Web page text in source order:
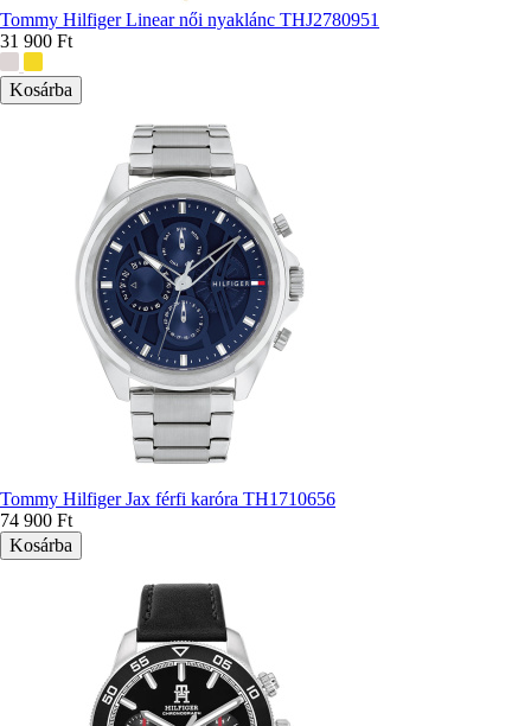
Tommy Hilfiger Linear női nyaklánc THJ2780951
31 900 Ft
színek:
Tommy Hilfiger Jax férfi karóra TH1710656
74 900 Ft